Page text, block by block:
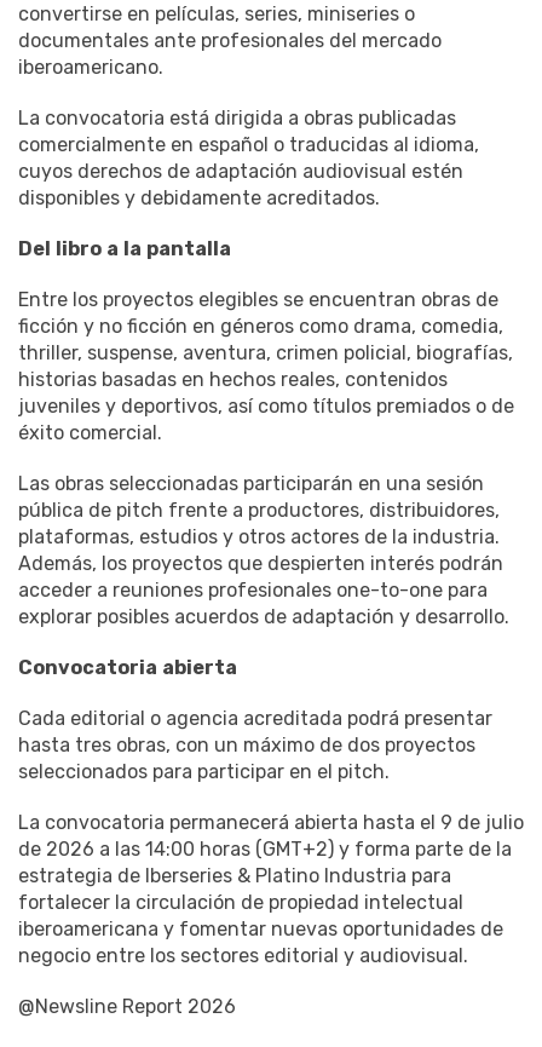
convertirse en películas, series, miniseries o
documentales ante profesionales del mercado
iberoamericano.
La convocatoria está dirigida a obras publicadas
comercialmente en español o traducidas al idioma,
cuyos derechos de adaptación audiovisual estén
disponibles y debidamente acreditados.
Del libro a la pantalla
Entre los proyectos elegibles se encuentran obras de
ficción y no ficción en géneros como drama, comedia,
thriller, suspense, aventura, crimen policial, biografías,
historias basadas en hechos reales, contenidos
juveniles y deportivos, así como títulos premiados o de
éxito comercial.
Las obras seleccionadas participarán en una sesión
pública de pitch frente a productores, distribuidores,
plataformas, estudios y otros actores de la industria.
Además, los proyectos que despierten interés podrán
acceder a reuniones profesionales one-to-one para
explorar posibles acuerdos de adaptación y desarrollo.
Convocatoria abierta
Cada editorial o agencia acreditada podrá presentar
hasta tres obras, con un máximo de dos proyectos
seleccionados para participar en el pitch.
La convocatoria permanecerá abierta hasta el 9 de julio
de 2026 a las 14:00 horas (GMT+2) y forma parte de la
estrategia de Iberseries & Platino Industria para
fortalecer la circulación de propiedad intelectual
iberoamericana y fomentar nuevas oportunidades de
negocio entre los sectores editorial y audiovisual.
@Newsline Report 2026